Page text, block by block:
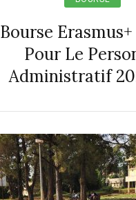
Bourse Erasmus+
Pour Le
Administratif